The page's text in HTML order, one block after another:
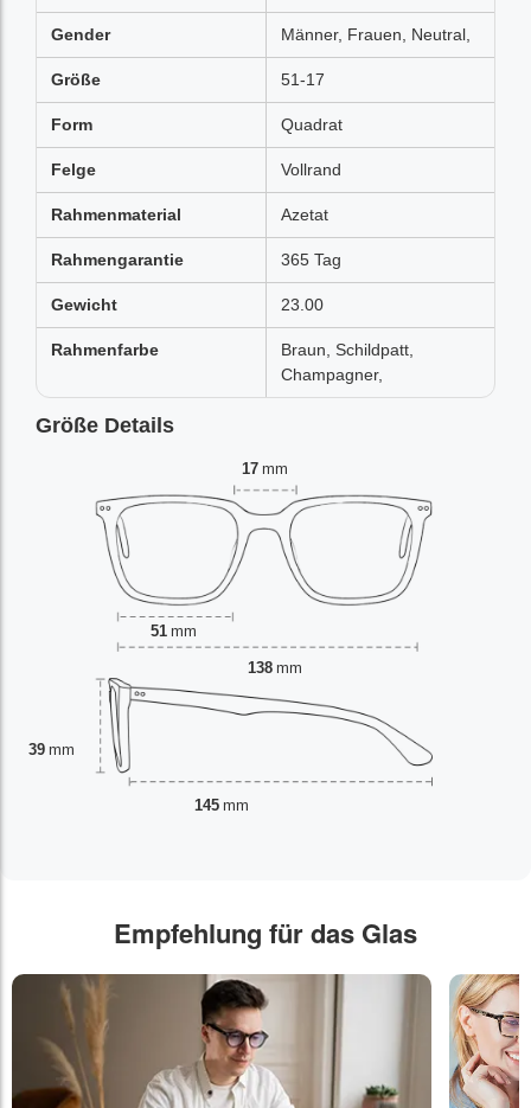
Gender Männer, Frauen, Neutral,
Größe 51-17
Form Quadrat
Felge Vollrand
Rahmenmaterial Azetat
Rahmengarantie 365 Tag
Gewicht 23.00
Rahmenfarbe
Braun, Schildpatt,
Champagner,
Größe Details
17 mm
51 mm
39 mm
138 mm
145 mm
Empfehlung für das Glas